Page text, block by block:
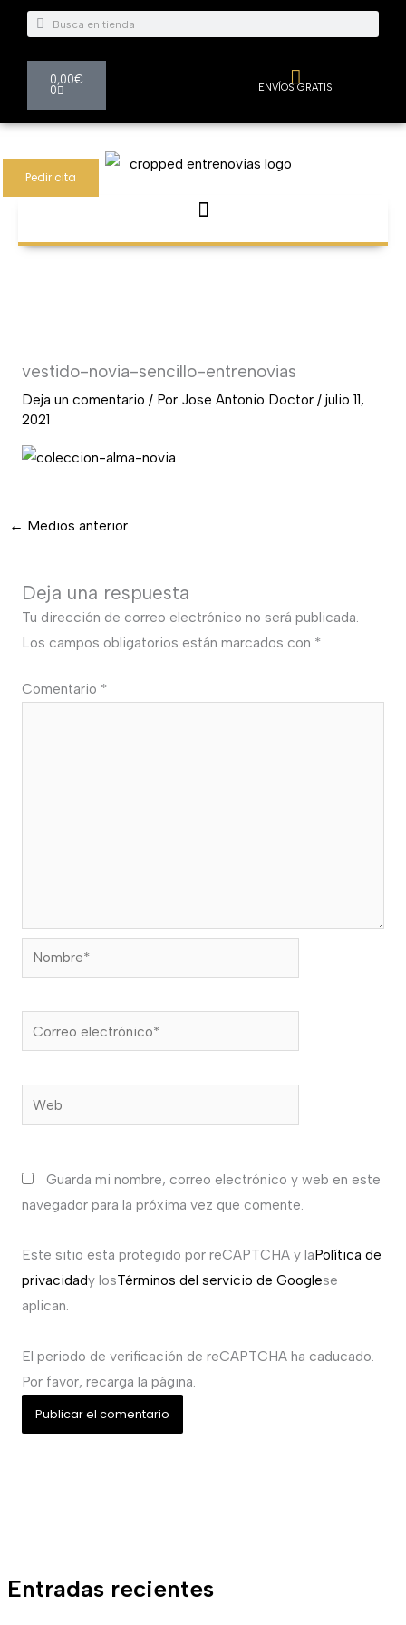
contenido
Buscar
Buscar
0,00€
0
Carrito
ENVÍOS GRATIS
Pedir cita
Entradas recientes
vestido-novia-sencillo-entrenovias
Deja un comentario / Por Jose Antonio Doctor / julio 11,
2021
← Medios anterior
Deja una respuesta
Tu dirección de correo electrónico no será publicada.
Los campos obligatorios están marcados con *
Comentario *
Nombre*
Correo
electrónico*
Web
Guarda mi nombre, correo electrónico y web en este
navegador para la próxima vez que comente.
Este sitio esta protegido por reCAPTCHA y laPolítica de
privacidady losTérminos del servicio de Googlese
aplican.
El periodo de verificación de reCAPTCHA ha caducado.
Por favor, recarga la página.